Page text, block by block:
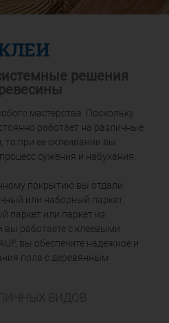
решения
мастерства. Поскольку
работает на различные
при ее склеивании вы
сужения и набухания.
покрытию вы отдали
или наборный паркет,
паркет или паркет из
вы работаете с клеевыми
вы обеспечите надежное и
пола с деревянным
ВИДОВ